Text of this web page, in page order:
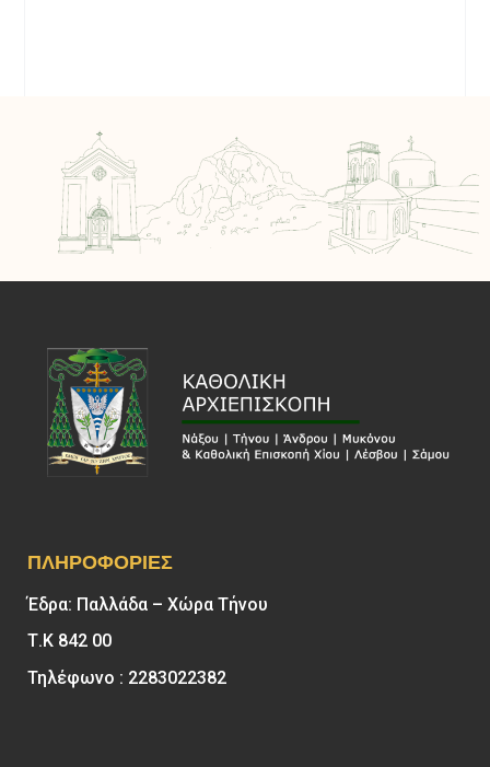
ΠΛΗΡΟΦΟΡΊΕΣ
Έδρα: Παλλάδα – Χώρα Τήνου
Τ.Κ 842 00
Τηλέφωνο : 2283022382